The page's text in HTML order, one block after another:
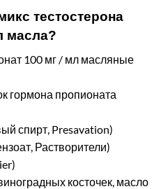
тестостерона
масла?
100 мг / мл масляные
гормона пропионата
спирт, Presavation)
Растворители)
косточек, масло